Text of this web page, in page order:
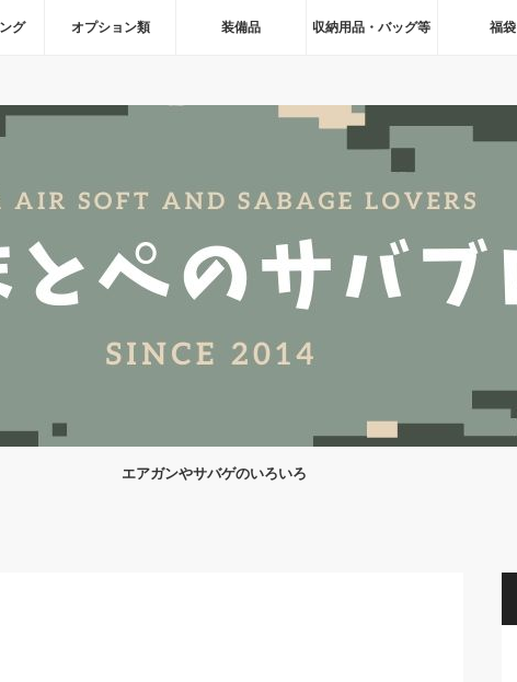
グ オプション類 装備品 収納用品・バッグ等 福袋
エアガンやサバゲのいろいろ